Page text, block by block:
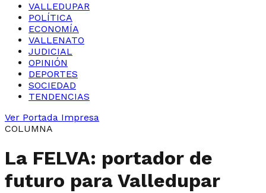
VALLEDUPAR
POLÍTICA
ECONOMÍA
VALLENATO
JUDICIAL
OPINIÓN
DEPORTES
SOCIEDAD
TENDENCIAS
Ver Portada Impresa
COLUMNA
La FELVA: portador de
futuro para Valledupar